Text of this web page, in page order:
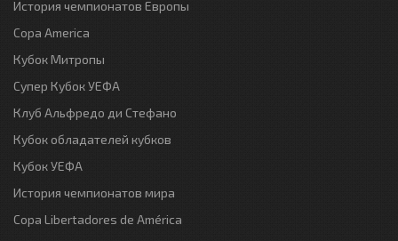
История чемпионатов Европы
Copa America
Кубок Митропы
Супер Кубок УЕФА
Клуб Альфредо ди Стефано
Кубок обладателей кубков
Кубок УЕФА
История чемпионатов мира
Copa Libertadores de América